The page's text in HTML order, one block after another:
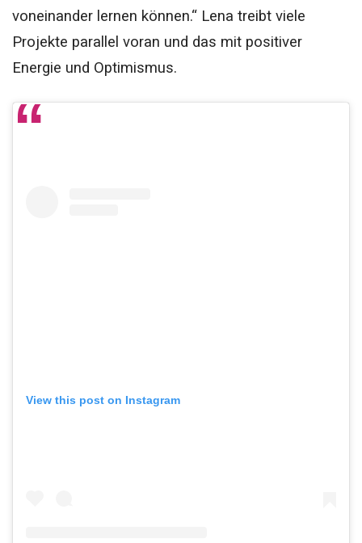
voneinander lernen können.“ Lena treibt viele
Projekte parallel voran und das mit positiver
Energie und Optimismus.
View this post on Instagram